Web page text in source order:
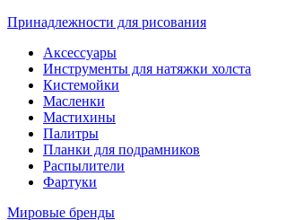
Принадлежности для рисования
Аксессуары
Инструменты для натяжки холста
Кистемойки
Масленки
Мастихины
Палитры
Планки для подрамников
Распылители
Фартуки
Мировые бренды